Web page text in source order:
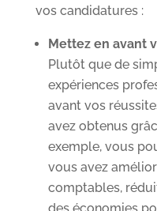
vos candidatures :
Mettez en avant
Plutôt que de
expériences
avant vos
avez obtenus
exemple, vous
vous avez
comptables,